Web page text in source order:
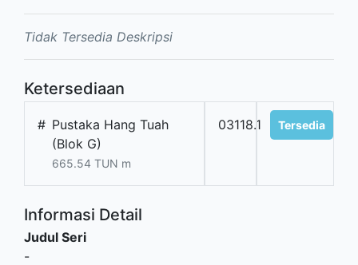
Tidak Tersedia Deskripsi
Ketersediaan
# Pustaka Hang Tuah
(Blok G)
665.54 TUN m
03118.1 Tersedia
Informasi Detail
Judul Seri
-